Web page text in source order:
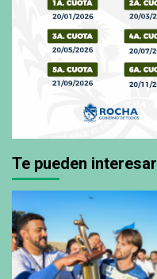
Te pueden interesar